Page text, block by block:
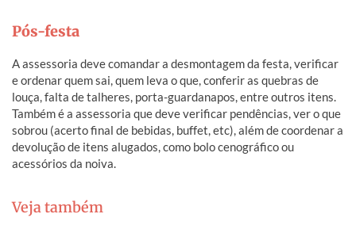
Pós-festa
A assessoria deve comandar a desmontagem da festa, verificar
e ordenar quem sai, quem leva o que, conferir as quebras de
louça, falta de talheres, porta-guardanapos, entre outros itens.
Também é a assessoria que deve verificar pendências, ver o que
sobrou (acerto final de bebidas, buffet, etc), além de coordenar a
devolução de itens alugados, como bolo cenográfico ou
acessórios da noiva.
Veja também